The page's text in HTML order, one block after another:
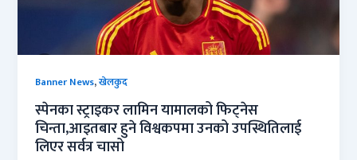
Banner News,खेलकुद
स्पेनका स्ट्राइकर लामिन यामालको फिट्नेस
चिन्ता,आइतबार हुने विश्वकपमा उनको उपस्थितिलाई
लिएर सर्वत्र चासो